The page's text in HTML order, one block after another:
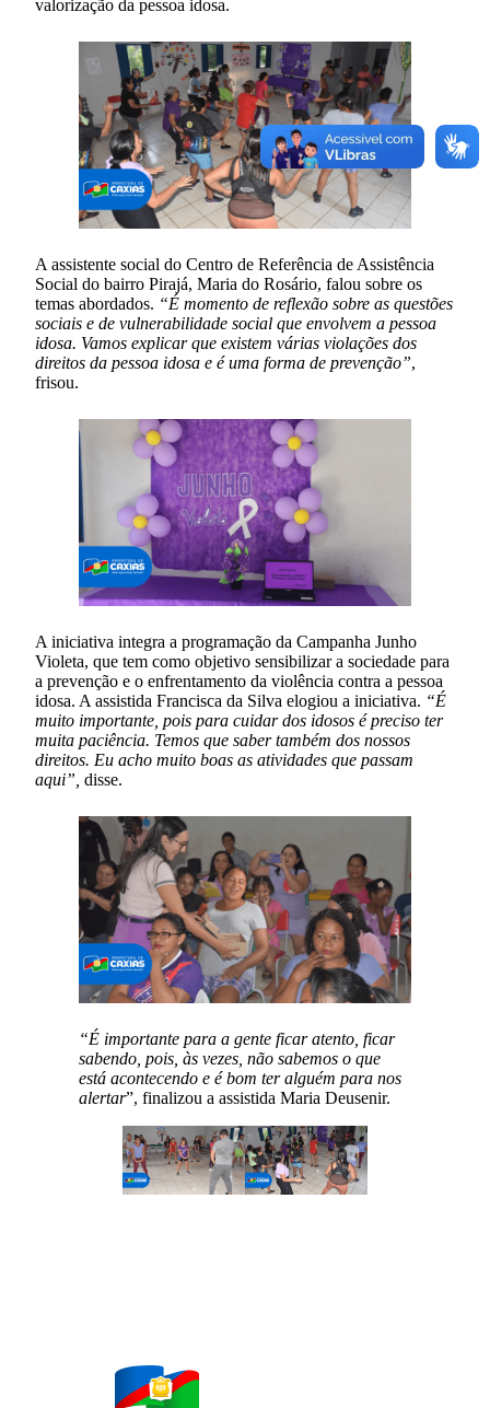
valorização da pessoa idosa.
A assistente social do Centro de Referência de Assistência
Social do bairro Pirajá, Maria do Rosário, falou sobre os
temas abordados. “É momento de reflexão sobre as questões
sociais e de vulnerabilidade social que envolvem a pessoa
idosa. Vamos explicar que existem várias violações dos
direitos da pessoa idosa e é uma forma de prevenção”,
frisou.
A iniciativa integra a programação da Campanha Junho
Violeta, que tem como objetivo sensibilizar a sociedade para
a prevenção e o enfrentamento da violência contra a pessoa
idosa. A assistida Francisca da Silva elogiou a iniciativa. “É
muito importante, pois para cuidar dos idosos é preciso ter
muita paciência. Temos que saber também dos nossos
direitos. Eu acho muito boas as atividades que passam
aqui”, disse.
“É importante para a gente ficar atento, ficar
sabendo, pois, às vezes, não sabemos o que
está acontecendo e é bom ter alguém para nos
alertar”, finalizou a assistida Maria Deusenir.